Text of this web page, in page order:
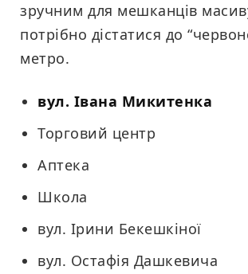
зручним для мешканців
потрібно дістатися до
метро.
вул. Івана Микитенка
Торговий центр
Аптека
Школа
вул. Ірини Бекешкіної
вул. Остафія Дашкевича